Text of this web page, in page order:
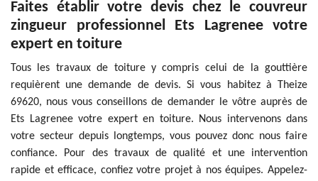
Faites établir votre devis chez le couvreur
zingueur professionnel Ets Lagrenee votre
expert en toiture
Tous les travaux de toiture y compris celui de la gouttière
requièrent une demande de devis. Si vous habitez à Theize
69620, nous vous conseillons de demander le vôtre auprès de
Ets Lagrenee votre expert en toiture. Nous intervenons dans
votre secteur depuis longtemps, vous pouvez donc nous faire
confiance. Pour des travaux de qualité et une intervention
rapide et efficace, confiez votre projet à nos équipes. Appelez-